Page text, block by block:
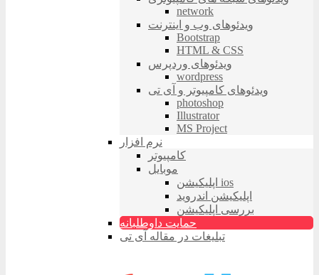
network
ویدئوهای وب و اینترنت
Bootstrap
HTML & CSS
ویدئوهای وردپرس
wordpress
ویدئوهای کامپیوتر و آی تی
photoshop
Illustrator
MS Project
نرم افزار
کامپیوتر
موبایل
اپلیکیشن ios
اپلیکیشن اندروید
بررسی اپلیکیشن
حمایت داوطلبانه
تبلیغات در مقاله آی تی